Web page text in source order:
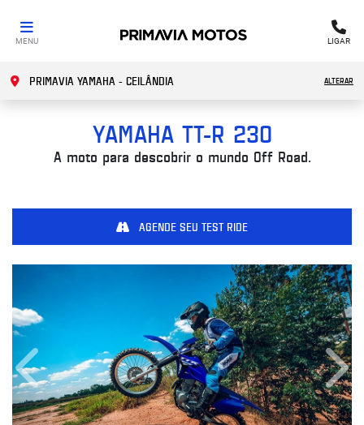
MENU LIGAR
PRIMAVIA YAMAHA - CEILÂNDIA ALTERAR
YAMAHATT-R 230
A moto para descobrir o mundo Off Road.
AGENDE SEU TEST RIDE
Anterior